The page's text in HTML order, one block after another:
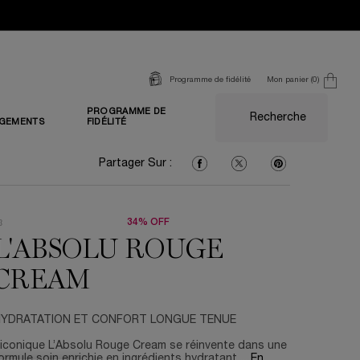
Programme de fidélité
Mon panier 0
0 produit
PROGRAMME DE
FIDÉLITÉ
Recherche
Partager Sur : Partager Sur : Facebook
Partager Sur : Twitter
Partager Sur :
34% OFF
ROUGE
ET CONFORT LONGUE TENUE
L’Absolu Rouge Cream se réinvente dans une